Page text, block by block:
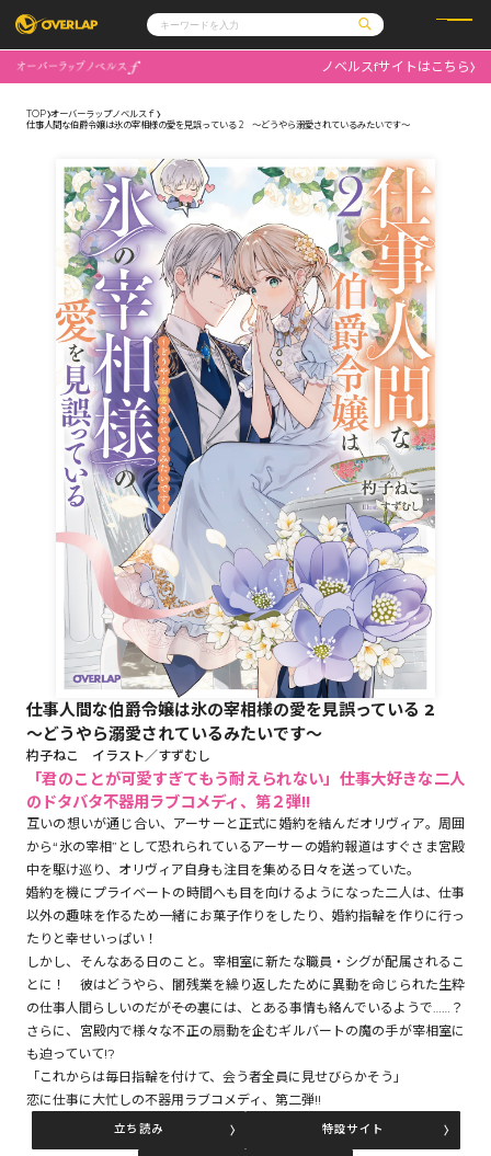
コミックガルド
コミッククリエ
LiQulle
ノベルス
ノベルスf
コミックエッセイ
ポケットモンスター
アニメ
ゲーム
OVERLAP STORE
オーバーラップ広報室
企業
会社概要
採用情報
アクセス
オーバーラップホールディングス
お問い合わせはこちら
オーバーラップ文庫
オーバーラップノベルス
オーバーラップノベルスf
ロサージュノベルス
コミックガルド
コミッククリエ
リキューレ
閉じる
ノベルスfサイトはこちら
TOP オーバーラップノベルスｆ
仕事人間な伯爵令嬢は氷の宰相様の愛を見誤っている 2 ～どうやら溺愛されているみたいです～
仕事人間な伯爵令嬢は氷の宰相様の愛を見誤っている 2
～どうやら溺愛されているみたいです～
杓子ねこ イラスト／すずむし
「君のことが可愛すぎてもう耐えられない」仕事大好きな二人
のドタバタ不器用ラブコメディ、第２弾!!
互いの想いが通じ合い、アーサーと正式に婚約を結んだオリヴィア。周囲
から“氷の宰相”として恐れられているアーサーの婚約報道はすぐさま宮殿
中を駆け巡り、オリヴィア自身も注目を集める日々を送っていた。
婚約を機にプライベートの時間へも目を向けるようになった二人は、仕事
以外の趣味を作るため一緒にお菓子作りをしたり、婚約指輪を作りに行っ
たりと幸せいっぱい！
しかし、そんなある日のこと。宰相室に新たな職員・シグが配属されるこ
とに！ 彼はどうやら、闇残業を繰り返したために異動を命じられた生粋
の仕事人間らしいのだが――その裏には、とある事情も絡んでいるようで……？
さらに、宮殿内で様々な不正の扇動を企むギルバートの魔の手が宰相室に
も迫っていて!?
「これからは毎日指輪を付けて、会う者全員に見せびらかそう」
恋に仕事に大忙しの不器用ラブコメディ、第二弾!!
立ち読み 特設サイト